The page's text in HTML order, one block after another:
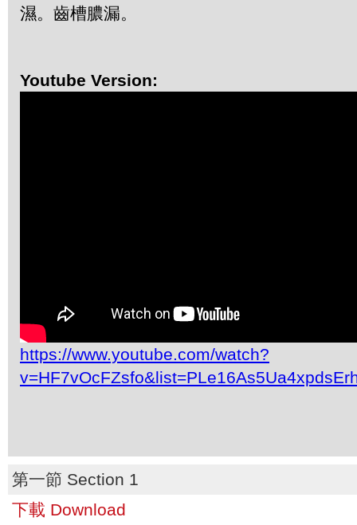
濕。 齒槽膿漏。
Youtube Version:
https://www.youtube.com/watch?
第一節 Section 1
下載 Download